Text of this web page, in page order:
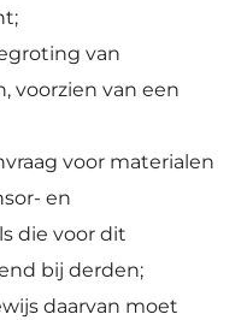
van
voorzien van een
voor materialen
en
die voor dit
bij derden;
daarvan moet